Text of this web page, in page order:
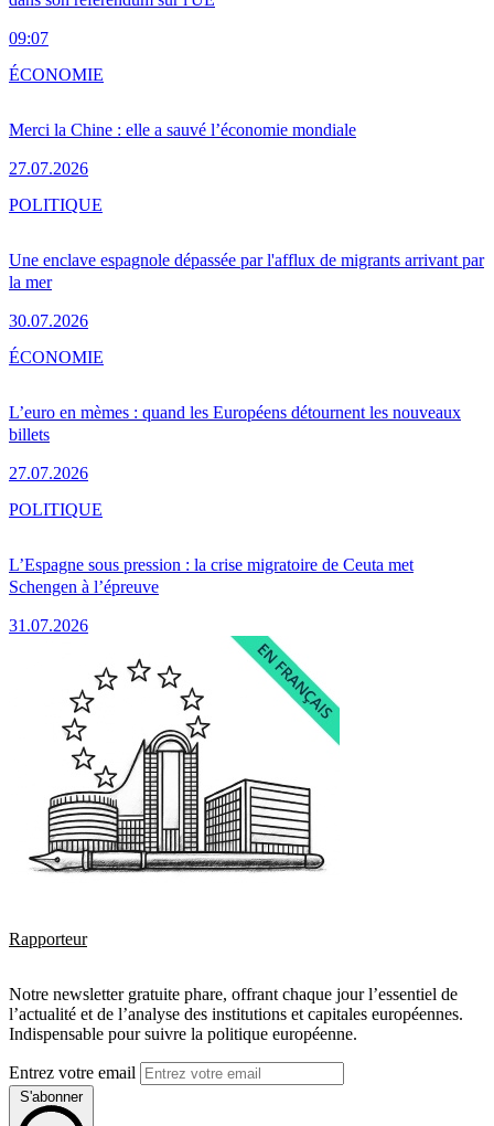
09:07
Merci la Chine : elle a sauvé l’économie mondiale
27.07.2026
ÉCONOMIE
Une enclave espagnole dépassée par l'afflux de migrants arrivant par
la mer
30.07.2026
POLITIQUE
L’euro en mèmes : quand les Européens détournent les nouveaux
billets
27.07.2026
ÉCONOMIE
L’Espagne sous pression : la crise migratoire de Ceuta met
Schengen à l’épreuve
31.07.2026
POLITIQUE
Rapporteur
Notre newsletter gratuite phare, offrant chaque jour l’essentiel de
l’actualité et de l’analyse des institutions et capitales européennes.
Indispensable pour suivre la politique européenne.
Entrez votre email
S'abonner